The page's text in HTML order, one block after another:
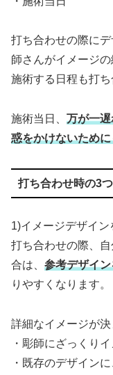
打ち合わせの際に
師さんがイメージ
施術する日程も打ち
施術当日、 万が一
惑をかけないため
打ち合わせ時の3
1)イメージデザイン
打ち合わせの際、
合は、 参考デザイ
りやすくなります。
詳細なイメージが決
・彫師にざっくり
・既存のデザイン